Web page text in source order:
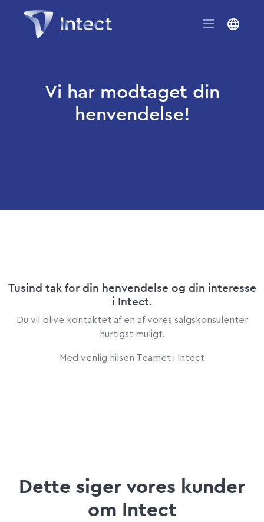
Vi har modtaget din
henvendelse!
Tusind tak for din henvendelse og din interesse
i Intect.
Du vil blive kontaktet af en af vores salgskonsulenter
hurtigst muligt.
Med venlig hilsen Teamet i Intect
Dette siger vores kunder
om Intect